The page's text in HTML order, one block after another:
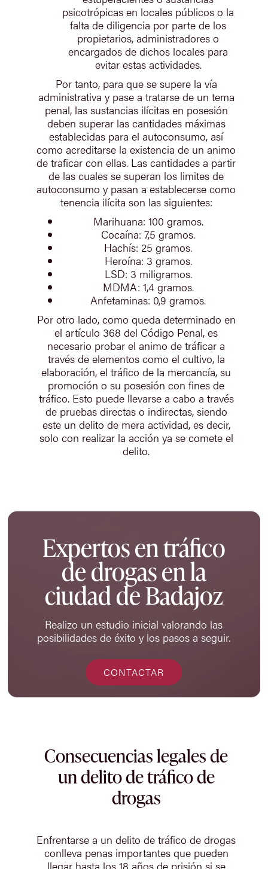
psicotrópicas en locales públicos o la
falta de diligencia por parte de los
propietarios, administradores o
encargados de dichos locales para
evitar estas actividades.
Por tanto, para que se supere la vía
administrativa y pase a tratarse de un tema
penal, las sustancias ilícitas en posesión
deben superar las cantidades máximas
establecidas para el autoconsumo, así
como acreditarse la existencia de un animo
de traficar con ellas. Las cantidades a partir
de las cuales se superan los limites de
autoconsumo y pasan a establecerse como
tenencia ilícita son las siguientes:
Marihuana: 100 gramos.
Cocaína: 7,5 gramos.
Hachís: 25 gramos.
Heroína: 3 gramos.
LSD: 3 miligramos.
MDMA: 1,4 gramos.
Anfetaminas: 0,9 gramos.
Por otro lado, como queda determinado en
el artículo 368 del Código Penal, es
necesario probar el animo de tráficar a
través de elementos como el cultivo, la
elaboración, el tráfico de la mercancía, su
promoción o su posesión con fines de
tráfico. Esto puede llevarse a cabo a través
de pruebas directas o indirectas, siendo
este un delito de mera actividad, es decir,
solo con realizar la acción ya se comete el
delito.
Expertos en tráfico
de drogas en la
ciudad de Badajoz
Realizo un estudio inicial valorando las
posibilidades de éxito y los pasos a seguir.
CONTACTAR
Consecuencias legales de
un delito de tráfico de
drogas
Enfrentarse a un delito de tráfico de drogas
conlleva penas importantes que pueden
llegar hasta los 18 años de prisión si se